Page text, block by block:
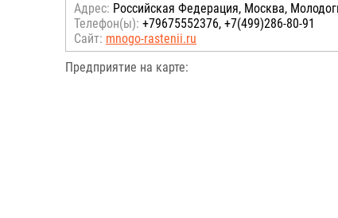
Адрес: Российcкая Федерация, Москва,
Телефон(ы): +79675552376, +7(499)286-80-91
Сайт: mnogo-rastenii.ru
Предприятие на карте: